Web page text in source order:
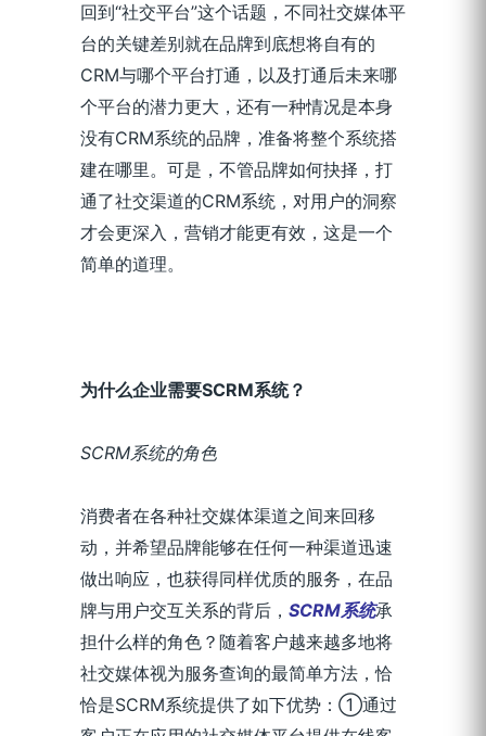
回到“社交平台”这个话题，不同社交媒体平
台的关键差别就在品牌到底想将自有的
CRM与哪个平台打通，以及打通后未来哪
个平台的潜力更大，还有一种情况是本身
没有CRM系统的品牌，准备将整个系统搭
建在哪里。可是，不管品牌如何抉择，打
通了社交渠道的CRM系统，对用户的洞察
才会更深入，营销才能更有效，这是一个
简单的道理。
为什么企业需要SCRM系统？
SCRM系统的角色
消费者在各种社交媒体渠道之间来回移
动，并希望品牌能够在任何一种渠道迅速
做出响应，也获得同样优质的服务，在品
牌与用户交互关系的背后， SCRM系统承
担什么样的角色？随着客户越来越多地将
社交媒体视为服务查询的最简单方法，恰
恰是SCRM系统提供了如下优势：①通过